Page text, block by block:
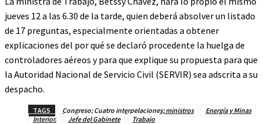
jueves 12 a las 6.30 de la tarde, quien deberá absolver un listado
de 17 preguntas, especialmente orientadas a obtener
explicaciones del por qué se declaró procedente la huelga de
controladores aéreos y para que explique su propuesta para que
la Autoridad Nacional de Servicio Civil (SERVIR) sea adscrita a su
despacho.
TAGS Congreso; Cuatro interpelaciones; ministros
Energía y Minas
Interior.
Jefe del Gabinete Trabajo